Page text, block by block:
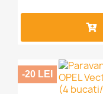
-20 LEI